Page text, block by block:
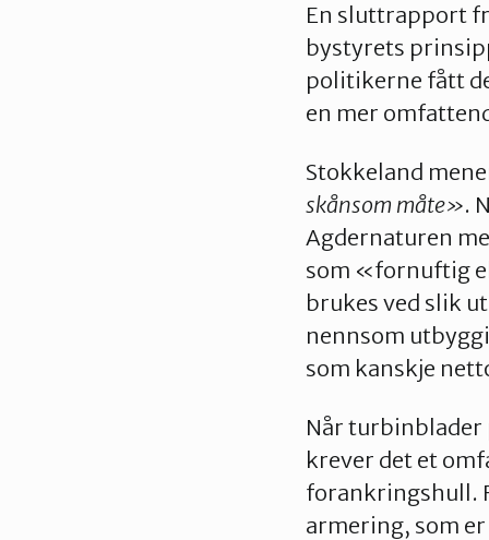
En sluttrapport
bystyrets
politikerne fått
en mer
Stokkeland
skånsom måte».
Agdernaturen
som «fornuftig
brukes ved slik
nennsom
som kanskje
Når turbinblader
krever det et
forankringshull.
armering, som